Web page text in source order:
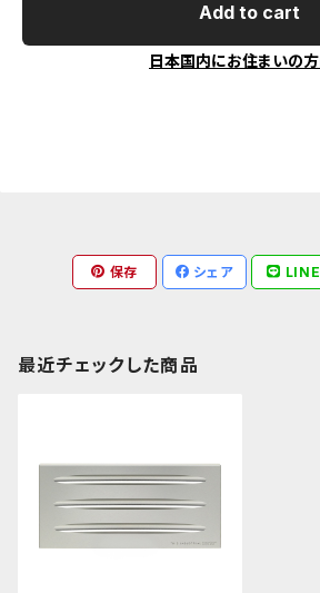
Add to cart
日本国内にお住まいの
保存 シェア LINE
最近チェックした商品